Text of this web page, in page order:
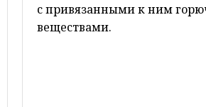
с привязанными к ним
веществами.